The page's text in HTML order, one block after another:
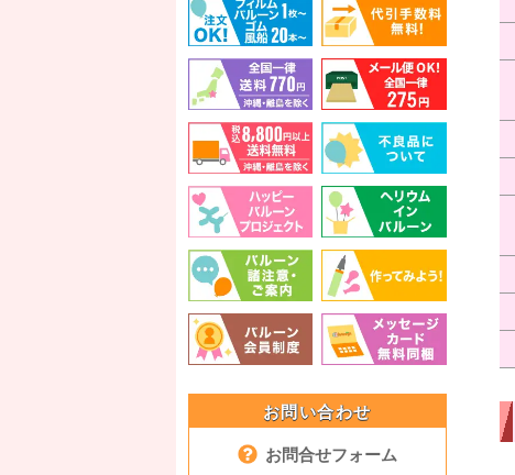
お問い合わせ
お問合せフォーム